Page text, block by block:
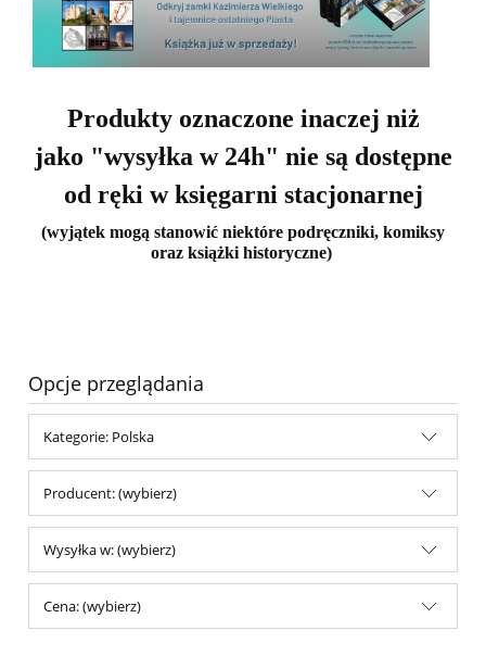
Produkty oznaczone inaczej niż
jako "wysyłka w 24h" nie są dostępne
od ręki w księgarni stacjonarnej
(wyjątek mogą stanowić niektóre podręczniki, komiksy
oraz książki historyczne)
Opcje przeglądania
Kategorie: Polska
Producent: (wybierz)
Wysyłka w: (wybierz)
Cena: (wybierz)